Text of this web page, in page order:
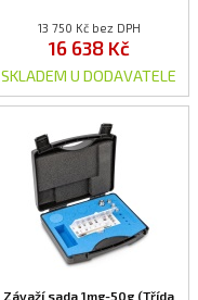
13 750 Kč bez DPH
16 638 Kč
SKLADEM U DODAVATELE
Závaží sada 1mg-50g (Třída